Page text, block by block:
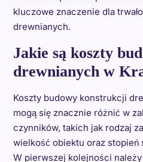
kluczowe znaczenie dla
drewnianych.
Jakie są koszty
drewnianych w
Koszty budowy konstrukcji
mogą się znacznie różnić w
czynników, takich jak rodzaj
wielkość obiektu oraz stopień
W pierwszej kolejności